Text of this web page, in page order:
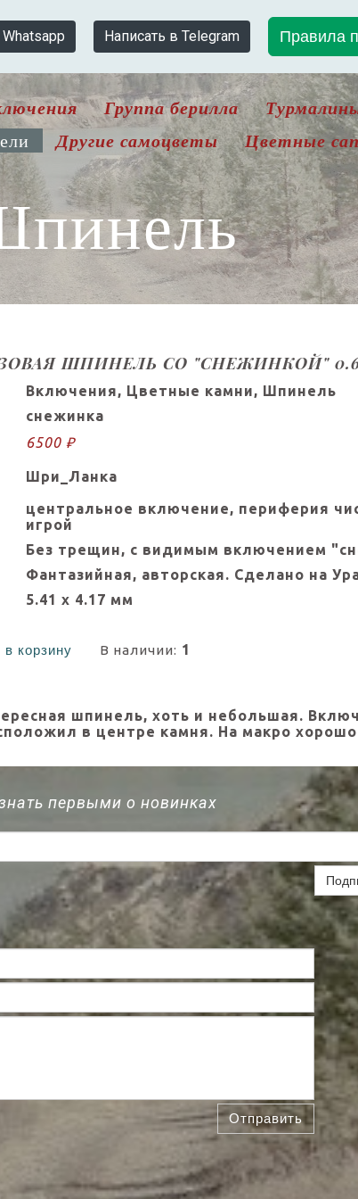
Написать в Telegram Правила
Группа берилла
Другие самоцветы Цветные
ШПИНЕЛЬ СО "СНЕЖИНКОЙ"
Включения, Цветные камни, Шпинель
снежинка
6500 ₽
Шри_Ланка
центральное включение, периферия
игрой
Без трещин, с видимым включением
Фантазийная, авторская. Сделано на
5.41 х 4.17 мм
корзину В наличии: 1
шпинель, хоть и небольшая.
в центре камня. На макро
первыми о новинках
Отправить